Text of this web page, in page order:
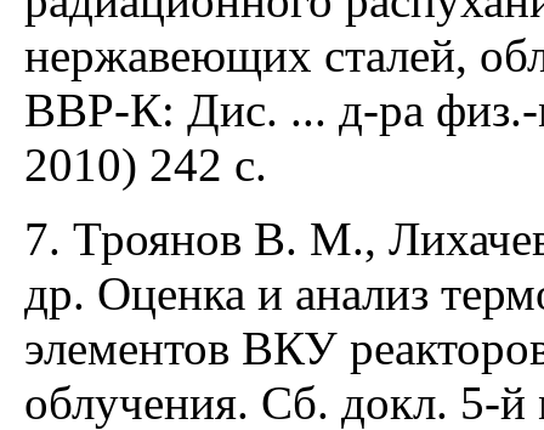
нержавеющих сталей,
ВВР-К: Дис. ... д-ра
2010) 242 с.
7. Троянов В. М.,
др. Оценка и анализ
элементов ВКУ
облучения. Сб. докл. 5-